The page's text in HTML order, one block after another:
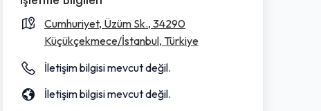
Cumhuriyet, Üzüm Sk., 34290
Küçükçekmece/İstanbul, Türkiye
İletişim bilgisi mevcut değil.
İletişim bilgisi mevcut değil.